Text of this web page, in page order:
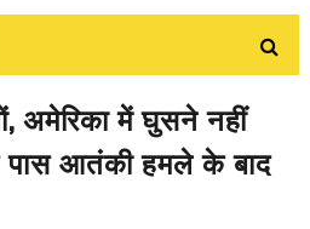
अमेरिका में घुसने नहीं
पास आतंकी हमले के बाद